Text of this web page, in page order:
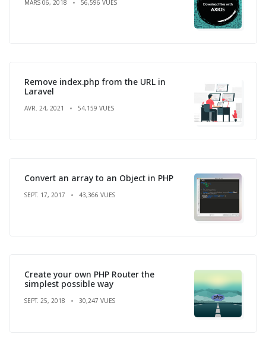
MARS 06, 2018 56,596 VUES
Remove index.php from the URL in
Laravel
AVR. 24, 2021 54,159 VUES
Convert an array to an Object in PHP
SEPT. 17, 2017 43,366 VUES
Create your own PHP Router the
simplest possible way
SEPT. 25, 2018 30,247 VUES